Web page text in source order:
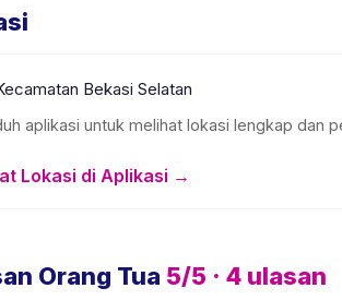
Bekasi Selatan
aplikasi untuk melihat lokasi lengkap dan
Lokasi di Aplikasi →
Orang Tua 5/5 · 4 ulasan